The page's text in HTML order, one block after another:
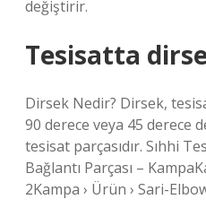
değiştirir.
Tesisatta
Dirsek Nedir? Dirsek,
90 derece veya 45 derece
tesisat parçasıdır. Sıhhi
Bağlantı Parçası –
2Kampa › Ürün › Sari-